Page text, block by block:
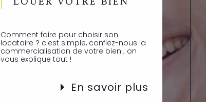
LOUER VOTRE BIEN
Comment faire pour choisir son
locataire ? c'est simple, confiez-nous la
commercialisation de votre bien ; on
vous explique tout !
En savoir plus